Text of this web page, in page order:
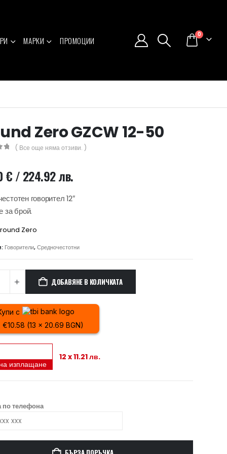
МАРКИ ПРОМОЦИИ
0
Zero GZCW 12-50
( Все още няма отзиви. )
€/ 224.92 лв.
говорител 12″
за брой.
Zero
Говорители,Средночестотни
ДОБАВЯНЕ В КОЛИЧКАТА
с
€10.58 (13 x 20.69 BGN)
изплащане
12 x 11.21 лв.
по телефона